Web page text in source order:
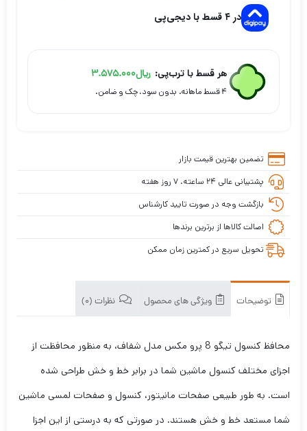
تیگو
مکس
مدل
در ۴ قسط با دیجی‌پی
هر قسط با ترب‌پی: ریال3.575.000
۴ قسط ماهانه. بدون سود، چک و ضامن.
تضمین بهترین قیمت بازار
پشتیبانی عالی ۲۴ ساعته، ۷ روز هفته
بازگشت وجه در صورت تایید کارشناس
اصالت کالاها از برترین برندها
تحویل سریع در کمترین زمان ممکن
توضیحات ویژگی های محصول نظرات (0)
محافظ کنسول تیگو 8 پرو مکس مدل شفاف، به منظور محافظت از
اجزای مختلف کنسول ماشین شما در برابر خط و خش طراحی شده
است. به طور طبیعی صفحات مانیتور، کنسول و صفحات لمسی ماشین
شما مستعد خط و خش هستند. در صورتی که به درستی از این اجزا